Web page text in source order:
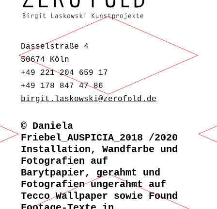
Zum Inhalt springen
Dasselstraße 4
50674 Köln
+49 221 204 659 17
+49 178 847 47 86
birgit.laskowski@zerofold.de
© Daniela
Friebel_AUSPICIA_2018 /2020
Installation, Wandfarbe und
Fotografien auf
Barytpapier, gerahmt und
Fotografien ungerahmt auf
Tecco Wallpaper sowie Found